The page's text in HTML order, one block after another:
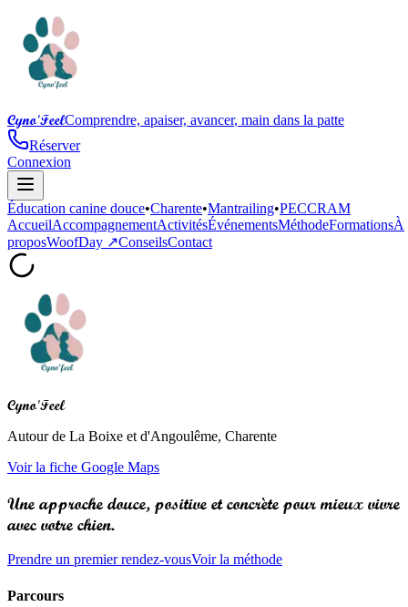
Cyno'FeelComprendre, apaiser, avancer, main dans la patte
Réserver
Connexion
Éducation canine douce•Charente•Mantrailing•PECCRAM
AccueilAccompagnementActivitésÉvénementsMéthodeFormationsÀ
proposWoofDay ↗ConseilsContact
Cyno'Feel
Autour de La Boixe et d'Angoulême, Charente
Voir la fiche Google Maps
Une approche douce, positive et concrète pour mieux vivre
avec votre chien.
Prendre un premier rendez-vousVoir la méthode
Parcours